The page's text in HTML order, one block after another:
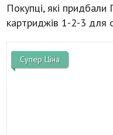
Покупці, які
картриджів 1-2-3 для
Супер Ціна